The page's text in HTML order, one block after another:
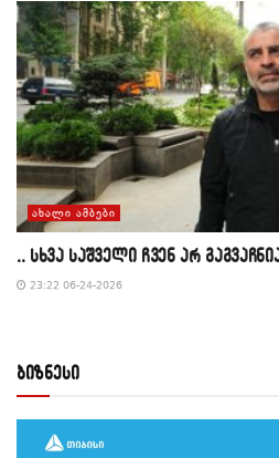
ᲐᲮᲐᲚᲘ ᲐᲛᲑᲔᲑᲘ
,, სხვა საშველი ჩვენ არ
23:22 06-24-2026
ბიზნესი